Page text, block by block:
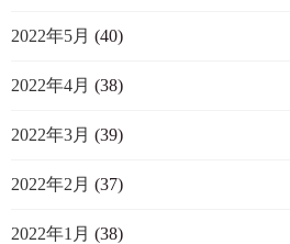
2022年5月 (40)
2022年4月 (38)
2022年3月 (39)
2022年2月 (37)
2022年1月 (38)